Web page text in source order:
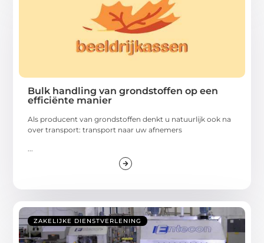
Bulk handling van grondstoffen op een
efficiënte manier
Als producent van grondstoffen denkt u natuurlijk ook na
over transport: transport naar uw afnemers
...
ZAKELIJKE DIENSTVERLENING